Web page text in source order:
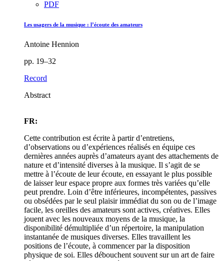
PDF
Les usagers de la musique : l’écoute des amateurs
Antoine Hennion
pp. 19–32
Record
Abstract
FR:
Cette contribution est écrite à partir d’entretiens,
d’observations ou d’expériences réalisés en équipe ces
dernières années auprès d’amateurs ayant des attachements de
nature et d’intensité diverses à la musique. Il s’agit de se
mettre à l’écoute de leur écoute, en essayant le plus possible
de laisser leur espace propre aux formes très variées qu’elle
peut prendre. Loin d’être inférieures, incompétentes, passives
ou obsédées par le seul plaisir immédiat du son ou de l’image
facile, les oreilles des amateurs sont actives, créatives. Elles
jouent avec les nouveaux moyens de la musique, la
disponibilité démultipliée d’un répertoire, la manipulation
instantanée de musiques diverses. Elles travaillent les
positions de l’écoute, à commencer par la disposition
physique de soi. Elles débouchent souvent sur un art de faire